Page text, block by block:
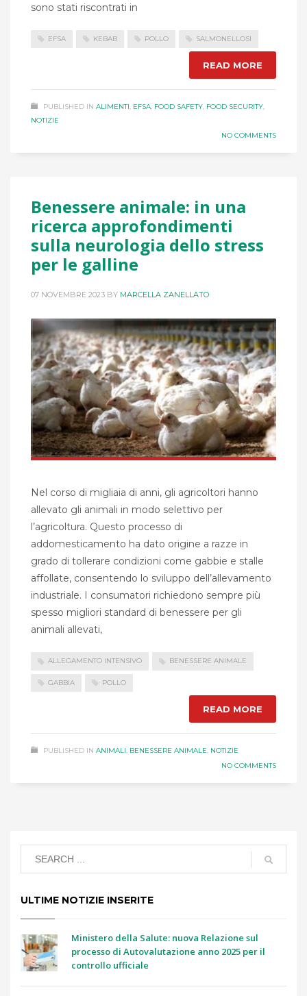
sono stati riscontrati in
EFSA KEBAB POLLO SALMONELLOSI
READ MORE
PUBLISHED IN ALIMENTI, EFSA, FOOD SAFETY, FOOD SECURITY,
NOTIZIE
NO COMMENTS
Benessere animale: in una
ricerca approfondimenti
sulla neurologia dello stress
per le galline
07 NOVEMBRE 2023 BY MARCELLA ZANELLATO
Nel corso di migliaia di anni, gli agricoltori hanno
allevato gli animali in modo selettivo per
l’agricoltura. Questo processo di
addomesticamento ha dato origine a razze in
grado di tollerare condizioni come gabbie e stalle
affollate, consentendo lo sviluppo dell’allevamento
industriale. I consumatori richiedono sempre più
spesso migliori standard di benessere per gli
animali allevati,
ALLEGAMENTO INTENSIVO BENESSERE ANIMALE
GABBIA POLLO
READ MORE
PUBLISHED IN ANIMALI, BENESSERE ANIMALE, NOTIZIE
NO COMMENTS
ULTIME NOTIZIE INSERITE
Ministero della Salute: nuova Relazione sul
processo di Autovalutazione anno 2025 per il
controllo ufficiale